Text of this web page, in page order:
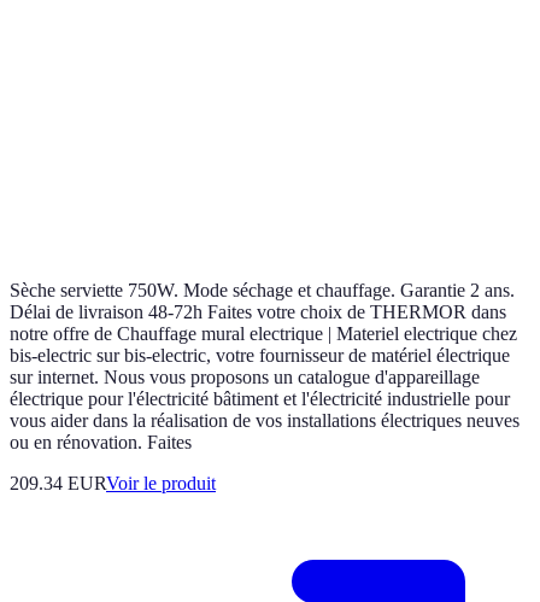
Sèche serviette 750W. Mode séchage et chauffage. Garantie 2 ans.
Délai de livraison 48-72h Faites votre choix de THERMOR dans
notre offre de Chauffage mural electrique | Materiel electrique chez
bis-electric sur bis-electric, votre fournisseur de matériel électrique
sur internet. Nous vous proposons un catalogue d'appareillage
électrique pour l'électricité bâtiment et l'électricité industrielle pour
vous aider dans la réalisation de vos installations électriques neuves
ou en rénovation. Faites
209.34 EURVoir le produit